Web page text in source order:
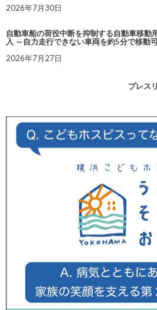
2026年7月30日
自動車船の荷役中断を抑制する自動車移動
入 ～自力走行できない車両を約5分で移動
2026年7月27日
プレス